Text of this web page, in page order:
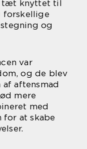
tæt knyttet til
forskellige
og
var
og de blev
aftensmad
mere
med
for at skabe